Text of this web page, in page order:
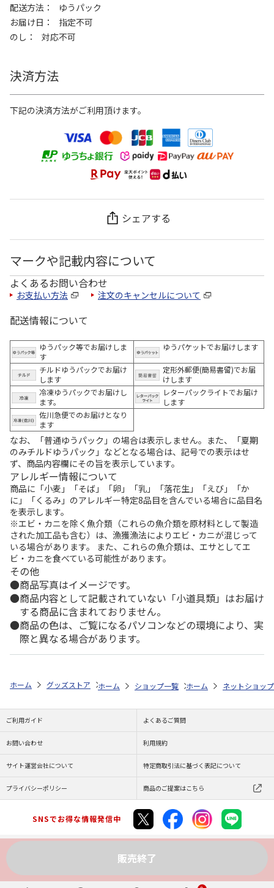
配送方法
ゆうパック
お届け日
指定不可
のし
対応不可
決済方法
下記の決済方法がご利用頂けます。
シェアする
マークや記載内容について
よくあるお問い合わせ
お支払い方法 注文のキャンセルについて
配送情報について
ゆうパック等でお届けしま
す
ゆうパケットでお届けします
チルドゆうパックでお届け
します
定形外郵便(簡易書留)でお届
けします
冷凍ゆうパックでお届けし
ます。
レターパックライトでお届け
します
佐川急便でのお届けとなり
ます
なお、「普通ゆうパック」の場合は表示しません。また、「夏期
のみチルドゆうパック」などとなる場合は、記号での表示はせ
ず、商品内容欄にその旨を表示しています。
アレルギー情報について
商品に「小麦」「そば」「卵」「乳」「落花生」「えび」「か
に」「くるみ」のアレルギー特定8品目を含んでいる場合に品目名
を表示します。
※エビ・カニを除く魚介類（これらの魚介類を原材料として製造
された加工品も含む）は、漁獲漁法によりエビ・カニが混じって
いる場合があります。 また、これらの魚介類は、エサとしてエ
ビ・カニを食べている可能性があります。
その他
商品写真はイメージです。
商品内容として記載されていない「小道具類」はお届け
する商品に含まれておりません。
商品の色は、ご覧になるパソコンなどの環境により、実
際と異なる場合があります。
販売終了
ホーム グッズストア アニメ・漫画 メダリスト コースター【2個
ホーム ショップ一覧 ENGAWA メダリス
ホーム ネットショップ
ご利用ガイド よくあるご質問
お問い合わせ 利用規約
サイト運営会社について 特定商取引法に基づく表記について
プライバシーポリシー 商品のご提案はこちら
SNSでお得な情報発信中